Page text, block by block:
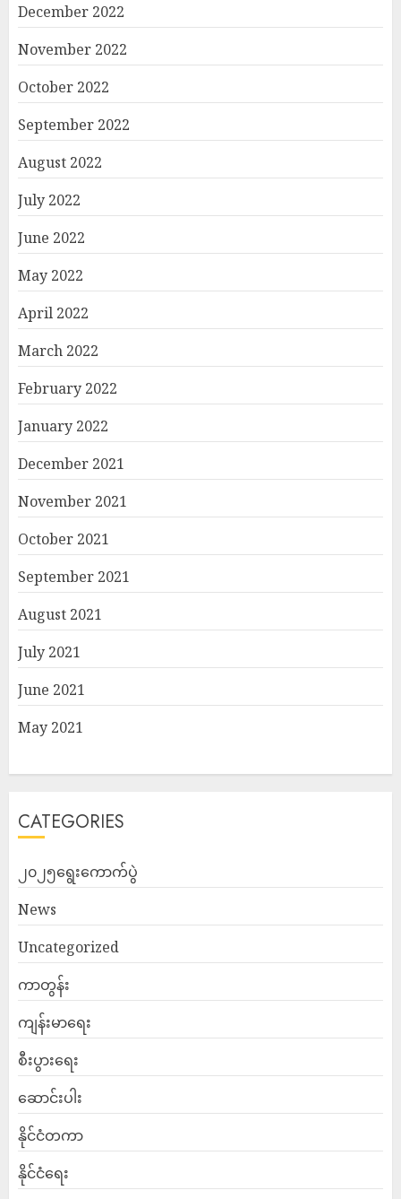
December 2022
November 2022
October 2022
September 2022
August 2022
July 2022
June 2022
May 2022
April 2022
March 2022
February 2022
January 2022
December 2021
November 2021
October 2021
September 2021
August 2021
July 2021
June 2021
May 2021
CATEGORIES
၂၀၂၅ရွေးကောက်ပွဲ
News
Uncategorized
ကာတွန်း
ကျန်းမာရေး
စီးပွားရေး
ဆောင်းပါး
နိုင်ငံတကာ
နိုင်ငံရေး